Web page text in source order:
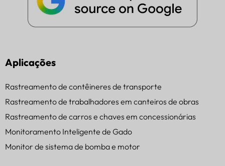
Aplicações
Rastreamento de contêineres de transporte
Rastreamento de trabalhadores em canteiros de obras
Rastreamento de carros e chaves em concessionárias
Monitoramento Inteligente de Gado
Monitor de sistema de bomba e motor